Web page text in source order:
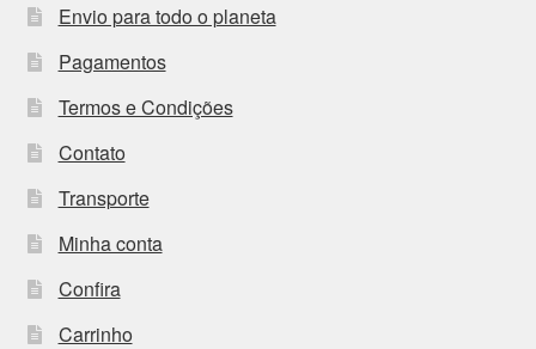
Envio para todo o planeta
Pagamentos
Termos e Condições
Contato
Transporte
Minha conta
Confira
Carrinho